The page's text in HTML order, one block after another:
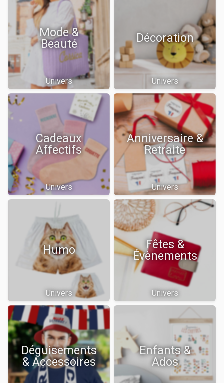
Mode &
Beauté
Univers
Décoration
Univers
Cadeaux
Affectifs
Univers
Anniversaire &
Retraite
Univers
Humo
Univers
Fêtes &
Évènements
Univers
Déguisements
& Accessoires
Enfants &
Ados